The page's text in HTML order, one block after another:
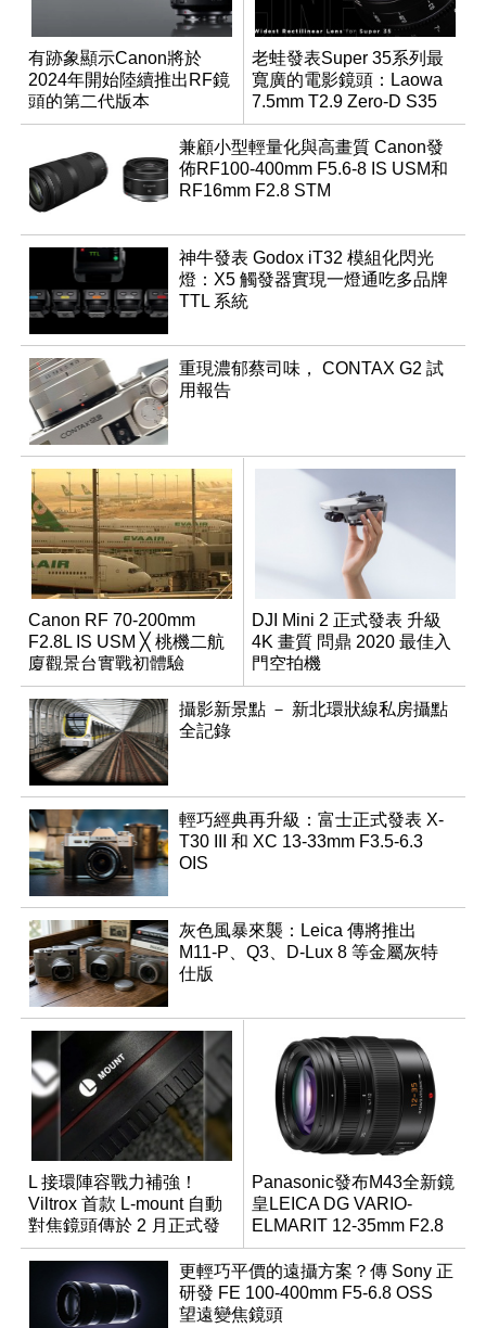
有跡象顯示Canon將於
2024年開始陸續推出RF鏡
頭的第二代版本
老蛙發表Super 35系列最
寬廣的電影鏡頭：Laowa
7.5mm T2.9 Zero-D S35
Cine
兼顧小型輕量化與高畫質 Canon發
佈RF100-400mm F5.6-8 IS USM和
RF16mm F2.8 STM
神牛發表 Godox iT32 模組化閃光
燈：X5 觸發器實現一燈通吃多品牌
TTL 系統
重現濃郁蔡司味， CONTAX G2 試
用報告
Canon RF 70-200mm
F2.8L IS USM ╳ 桃機二航
廈觀景台實戰初體驗
DJI Mini 2 正式發表 升級
4K 畫質 問鼎 2020 最佳入
門空拍機
攝影新景點 － 新北環狀線私房攝點
全記錄
輕巧經典再升級：富士正式發表 X-
T30 III 和 XC 13-33mm F3.5-6.3
OIS
灰色風暴來襲：Leica 傳將推出
M11-P、Q3、D-Lux 8 等金屬灰特
仕版
L 接環陣容戰力補強！
Viltrox 首款 L-mount 自動
對焦鏡頭傳於 2 月正式發
表
Panasonic發布M43全新鏡
皇LEICA DG VARIO-
ELMARIT 12-35mm F2.8
ASPH. POWER OIS
更輕巧平價的遠攝方案？傳 Sony 正
研發 FE 100-400mm F5-6.8 OSS
望遠變焦鏡頭